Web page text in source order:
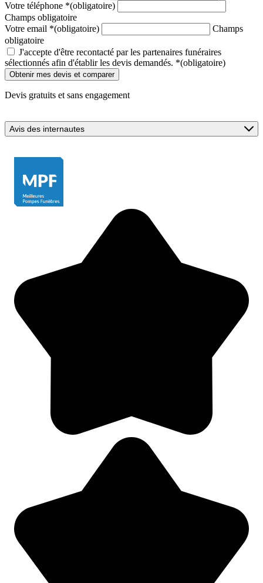
Votre téléphone *(obligatoire)
Champs obligatoire
Votre email *(obligatoire)
Champs
obligatoire
J'accepte d'être recontacté par les partenaires funéraires
sélectionnés afin d'établir les devis demandés. *(obligatoire)
Devis gratuits et sans engagement
Avis des internautes